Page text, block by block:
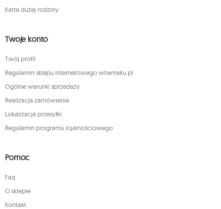
Karta dużej rodziny
Twoje konto
Twój profil
Regulamin sklepu internetowego whamaku.pl
Ogólne warunki sprzedaży
Realizacja zamówienia
Lokalizacja przesyłki
Regulamin programu lojalnościowego
Pomoc
Faq
O sklepie
Kontakt